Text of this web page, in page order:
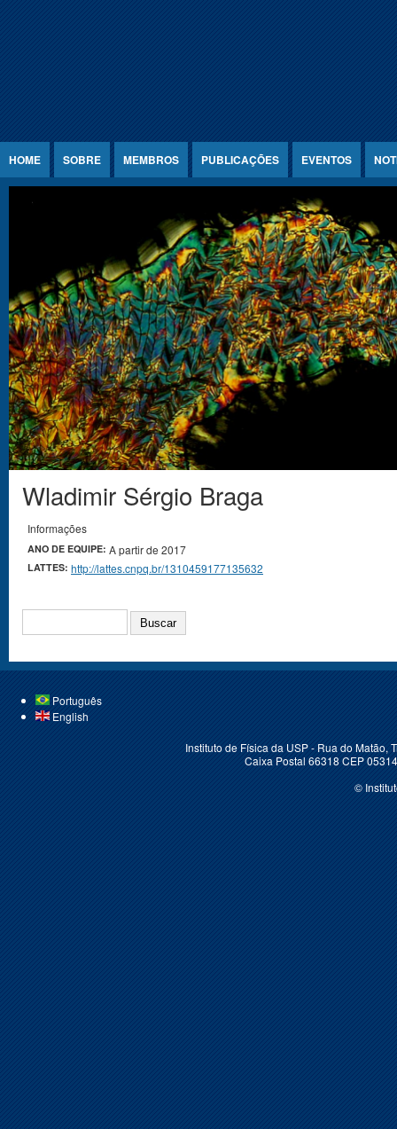
HOME SOBRE MEMBROS PUBLICAÇÕES EVENTOS
Você está aqui
Wladimir Sérgio Braga
Informações
ANO DE EQUIPE: A partir de 2017
LATTES: http://lattes.cnpq.br/1310459177135632
Português
English
Instituto de Física da USP - Rua do
Caixa Postal 66318 CEP
©